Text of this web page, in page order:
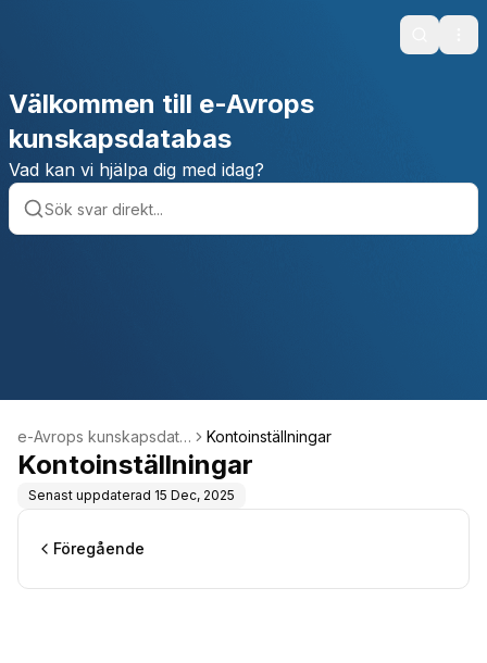
Search
Välkommen till e-Avrops
kunskapsdatabas
Vad kan vi hjälpa dig med idag?
e-Avrops kunskapsdata
bas
Kontoinställningar
Kontoinställningar
Senast uppdaterad 15 Dec, 2025
Föregående